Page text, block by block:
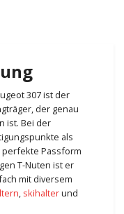
307 ist der
der genau
ist. Bei der
als
perfekte Passform
T-Nuten ist er
mit diversem
, skihalterund